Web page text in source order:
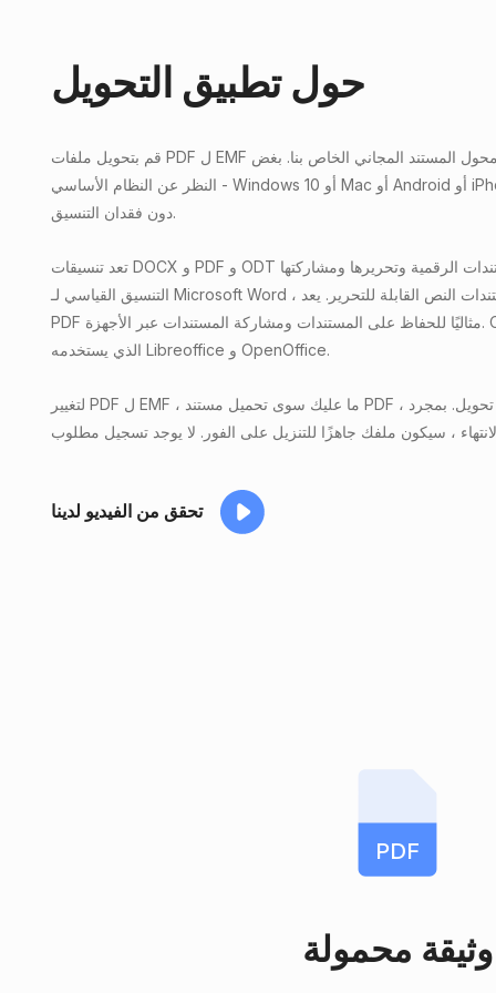
حول تطبيق التحويل
قم بتحويل ملفات PDF ل EMF عبر الإنترنت باستخدام تطبيق محول المستند المجاني الخاص بنا. بغض
النظر عن النظام الأساسي - Windows 10 أو Mac أو Android أو iPhone - يمكنك تحويل ملفات PDF
دون فقدان التنسيق.
تعد تنسيقات DOCX و PDF و ODT ضرورية لإنشاء المستندات الرقمية وتحريرها ومشاركتها. DOCX هو
التنسيق القياسي لـ Microsoft Word ، يستخدم على نطاق واسع لمستندات النص القابلة للتحرير. يعد
PDF مثاليًا للحفاظ على المستندات ومشاركة المستندات عبر الأجهزة. ODT هو البديل المفتوح المصدر
الذي يستخدمه Libreoffice و OpenOffice.
لتغيير PDF ل EMF ، ما عليك سوى تحميل مستند PDF ، واختر تنسيق الهدف ، وانقر فوق تحويل. بمجرد
تحقق من الفيديو لدينا
PDF
وثيقة محمولة